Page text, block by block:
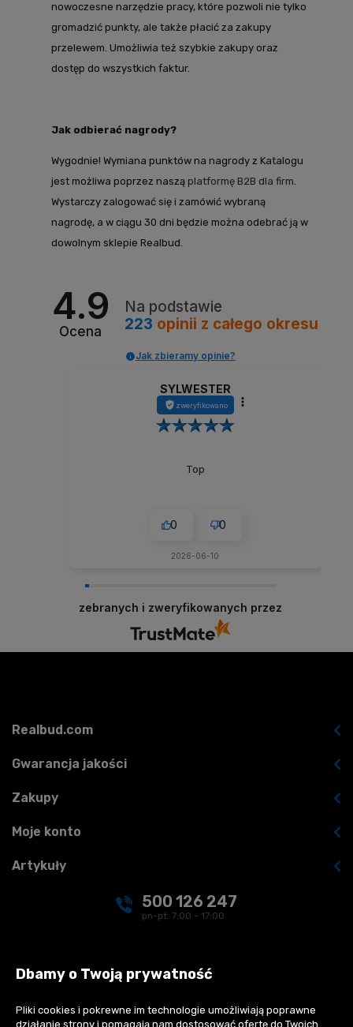
nowoczesne narzędzie pracy, które pozwoli nie tylko
gromadzić punkty, ale także płacić za zakupy
przelewem. Umożliwia też szybkie zakupy oraz
dostęp do wszystkich faktur.
Jak odbierać nagrody?
Wygodnie! Wymiana punktów na nagrody z Katalogu
jest możliwa poprzez naszą platformę B2B dla firm.
Wystarczy zalogować się i zamówić wybraną
nagrodę, a w ciągu 30 dni będzie można odebrać ją w
dowolnym sklepie Realbud.
4.9
Ocena
Na podstawie
223 opinii z całego okresu
Jak zbieramy opinie?
SYLWESTER
zweryfikowano
Top
0 0
2026-06-10
zebranych i zweryfikowanych przez
500 126 247
pn-pt. 7:00 - 17:00
Realbud.com
Gwarancja jakości
Zakupy
Moje konto
Artykuły
Dbamy o Twoją prywatność
Pliki cookies i pokrewne im technologie umożliwiają poprawne
działanie strony i pomagają nam dostosować ofertę do Twoich